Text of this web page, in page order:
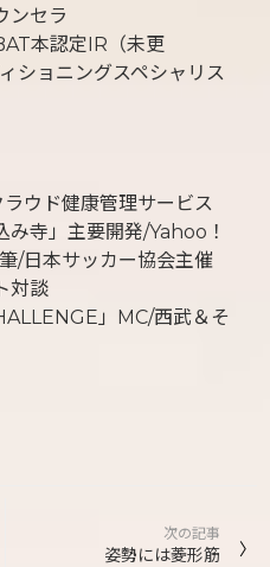
ンセラ
本認定IR（未更
ショニングスペシャリス
ウド健康管理サービス
寺」主要開発/Yahoo！
/日本サッカー協会主催
対談
」MC/西武＆そ
次の記事
姿勢には菱形筋